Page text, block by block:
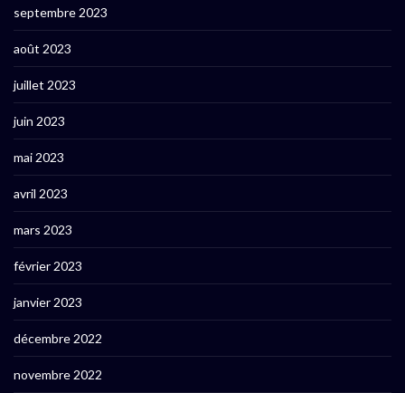
septembre 2023
août 2023
juillet 2023
juin 2023
mai 2023
avril 2023
mars 2023
février 2023
janvier 2023
décembre 2022
novembre 2022